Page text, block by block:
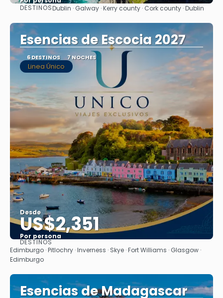
Ver
DESTINOSDublin · Galway · Kerry county · Cork county · Dublin
Esencias de Escocia 2027
6 DESTINOS 7 NOCHES
Linea Único
Desde
US$2,351
Por persona
Ver
DESTINOS
Edimburgo · Pitlochry · Inverness · Skye · Fort Williams · Glasgow ·
Edimburgo
Esencias de Madagascar